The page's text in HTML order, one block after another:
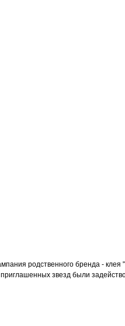
родственного бренда - клея
приглашенных звезд были